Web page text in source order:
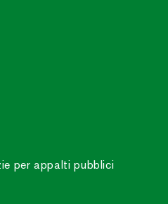
per appalti pubblici